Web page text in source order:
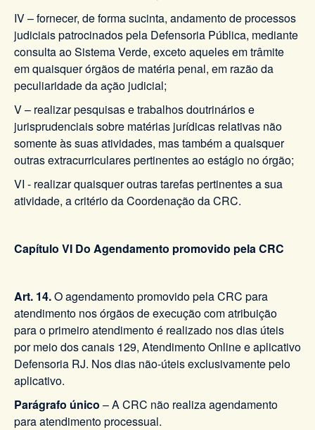
IV – fornecer, de forma sucinta, andamento de processos
judiciais patrocinados pela Defensoria Pública, mediante
consulta ao Sistema Verde, exceto aqueles em trâmite
em quaisquer órgãos de matéria penal, em razão da
peculiaridade da ação judicial;
V – realizar pesquisas e trabalhos doutrinários e
jurisprudenciais sobre matérias jurídicas relativas não
somente às suas atividades, mas também a quaisquer
outras extracurriculares pertinentes ao estágio no órgão;
VI - realizar quaisquer outras tarefas pertinentes a sua
atividade, a critério da Coordenação da CRC.
Capítulo VI Do Agendamento promovido pela CRC
Art. 14.O agendamento promovido pela CRC para
atendimento nos órgãos de execução com atribuição
para o primeiro atendimento é realizado nos dias úteis
por meio dos canais 129, Atendimento Online e aplicativo
Defensoria RJ. Nos dias não-úteis exclusivamente pelo
aplicativo.
Parágrafo único – A CRC não realiza agendamento
para atendimento processual.